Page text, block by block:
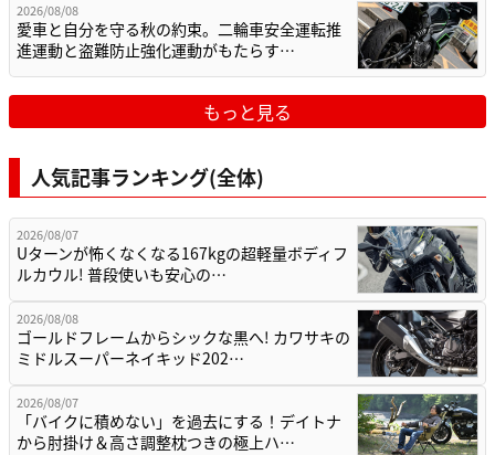
2026/08/08
愛車と自分を守る秋の約束。二輪車安全運転推
進運動と盗難防止強化運動がもたらす…
もっと見る
人気記事ランキング(全体)
2026/08/07
Uターンが怖くなくなる167kgの超軽量ボディフ
ルカウル! 普段使いも安心の…
2026/08/08
ゴールドフレームからシックな黒へ! カワサキの
ミドルスーパーネイキッド202…
2026/08/07
「バイクに積めない」を過去にする！デイトナ
から肘掛け＆高さ調整枕つきの極上ハ…